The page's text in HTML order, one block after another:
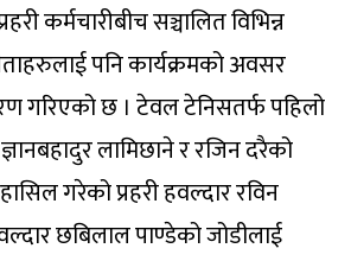
कर्मचारीबीच सञ्चालित विभिन्न
पनि कार्यक्रमको अवसर
गरिएको छ । टेवल टेनिसतर्फ पहिलो
लामिछाने र रजिन दरैको
गरेको प्रहरी हवल्दार रविन
छबिलाल पाण्डेको जोडीलाई